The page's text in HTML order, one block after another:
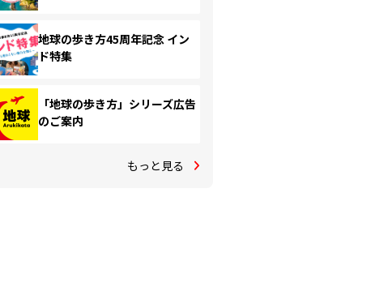
地球の歩き方45周年記念 イン
ド特集
「地球の歩き方」シリーズ広告
のご案内
もっと見る